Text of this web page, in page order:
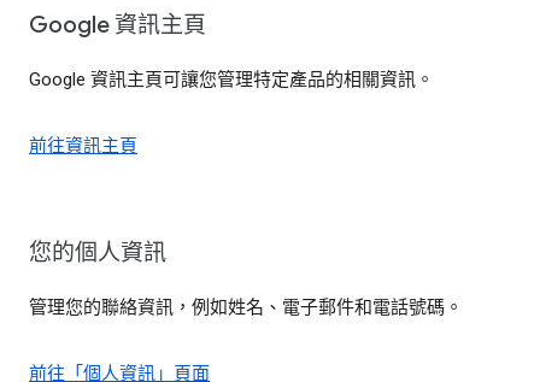
Google 資訊主頁
Google 資訊主頁可讓您管理特定產品的相關資訊。
前往資訊主頁
您的個人資訊
管理您的聯絡資訊，例如姓名、電子郵件和電話號碼。
前往「個人資訊」頁面